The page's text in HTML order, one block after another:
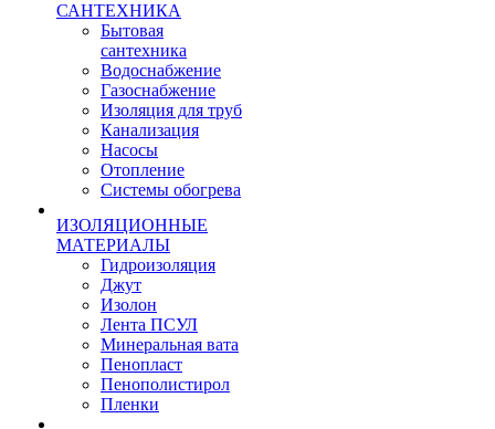
САНТЕХНИКА
Бытовая
сантехника
Водоснабжение
Газоснабжение
Изоляция для труб
Канализация
Насосы
Отопление
Системы обогрева
ИЗОЛЯЦИОННЫЕ
МАТЕРИАЛЫ
Гидроизоляция
Джут
Изолон
Лента ПСУЛ
Минеральная вата
Пенопласт
Пенополистирол
Пленки